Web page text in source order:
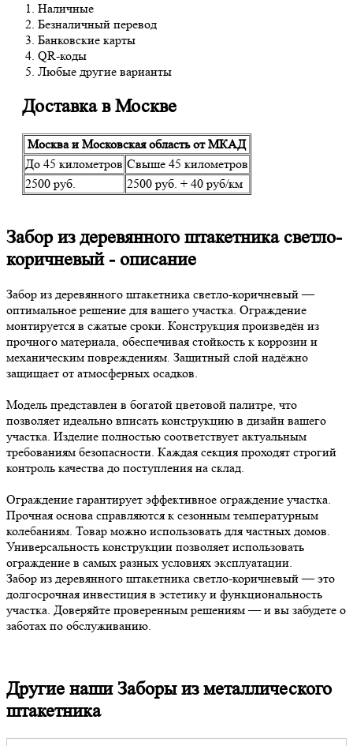
Наличные
Безналичный перевод
Банковские карты
QR-коды
Любые другие варианты
Доставка в Москве
Москва и Московская область от МКАД
До 45 километров Свыше 45 километров
2500 руб.
2500 руб. + 40 руб/км
Забор из деревянного штакетника светло-
коричневый - описание
Забор из деревянного штакетника светло-коричневый —
оптимальное решение для вашего участка. Ограждение
монтируется в сжатые сроки. Конструкция произведён из
прочного материала, обеспечивая стойкость к коррозии и
механическим повреждениям. Защитный слой надёжно
защищает от атмосферных осадков.
Модель представлен в богатой цветовой палитре, что
позволяет идеально вписать конструкцию в дизайн вашего
участка. Изделие полностью соответствует актуальным
требованиям безопасности. Каждая секция проходят строгий
контроль качества до поступления на склад.
Ограждение гарантирует эффективное ограждение участка.
Прочная основа справляются к сезонным температурным
колебаниям. Товар можно использовать для частных домов.
Универсальность конструкции позволяет использовать
ограждение в самых разных условиях эксплуатации.
Забор из деревянного штакетника светло-коричневый — это
долгосрочная инвестиция в эстетику и функциональность
участка. Доверяйте проверенным решениям — и вы забудете о
заботах по обслуживанию.
Другие наши Заборы из металлического
штакетника